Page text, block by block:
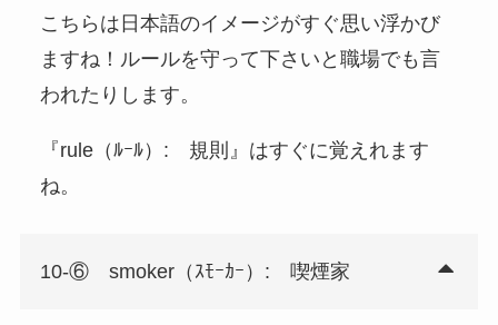
こちらは日本語のイメージがすぐ思い浮かび
ますね！ルールを守って下さいと職場でも言
われたりします。
『rule（ﾙｰﾙ）: 規則』はすぐに覚えれます
ね。
10-⑥ smoker（ｽﾓｰｶｰ）: 喫煙家